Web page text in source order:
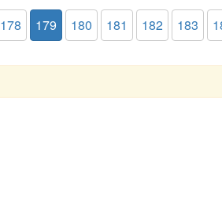
178 179 180 181 182 183